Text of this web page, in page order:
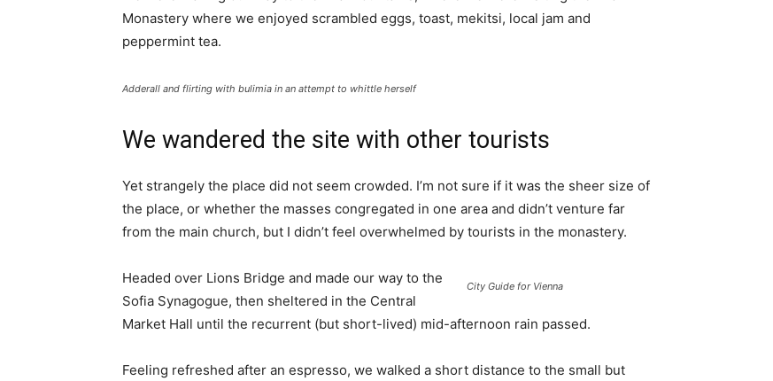
Monastery where we enjoyed scrambled eggs, toast, mekitsi, local jam and
peppermint tea.
Adderall and flirting with bulimia in an attempt to whittle herself
We wandered the site with other tourists
Yet strangely the place did not seem crowded. I’m not sure if it was the sheer size of
the place, or whether the masses congregated in one area and didn’t venture far
from the main church, but I didn’t feel overwhelmed by tourists in the monastery.
City Guide for Vienna
Headed over Lions Bridge and made our way to the
Sofia Synagogue, then sheltered in the Central
Market Hall until the recurrent (but short-lived) mid-afternoon rain passed.
Feeling refreshed after an espresso, we walked a short distance to the small but